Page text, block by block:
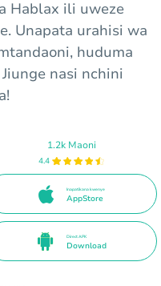
Hablax ili uweze
Unapata urahisi wa
huduma
nasi nchini
1.2k Maoni
4.4
Inapatikana kwenye
AppStore
Direct APK
Download